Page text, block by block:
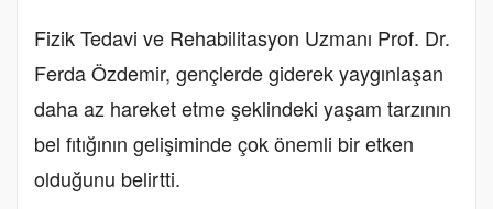
Fizik Tedavi ve Rehabilitasyon Uzmanı Prof. Dr.
Ferda Özdemir, gençlerde giderek yaygınlaşan
daha az hareket etme şeklindeki yaşam tarzının
bel fıtığının gelişiminde çok önemli bir etken
olduğunu belirtti.